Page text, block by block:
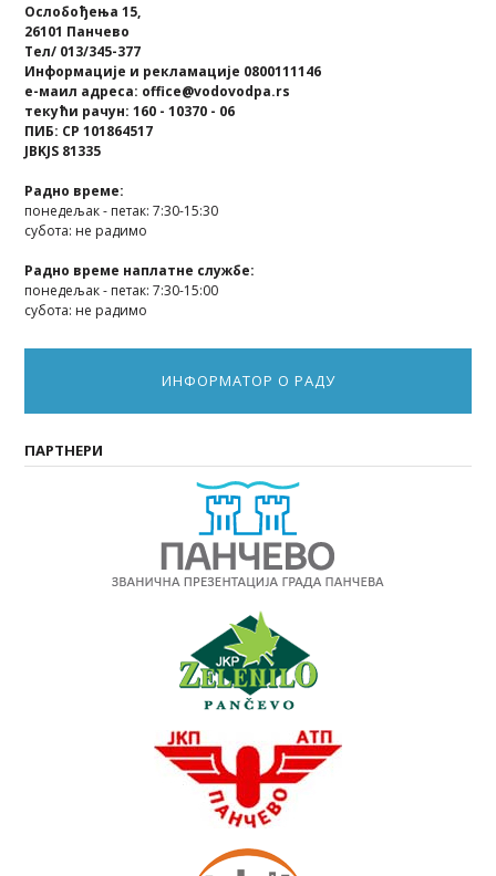
Ослобођења 15,
26101 Панчево
Тел/ 013/345-377
Информације и рекламације 0800111146
е-маил адреса: office@vodovodpa.rs
текући рачун: 160 - 10370 - 06
ПИБ: СР 101864517
JBKJS 81335
Радно време:
понедељак - петак: 7:30-15:30
субота: не радимо
Радно време наплатне службе:
понедељак - петак: 7:30-15:00
субота: не радимо
ИНФОРМАТОР О РАДУ
ПАРТНЕРИ